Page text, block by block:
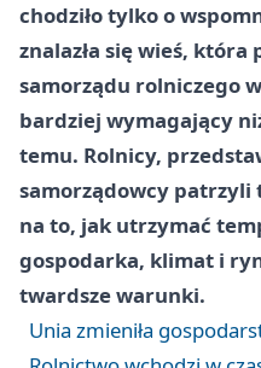
chodziło tylko o
znalazła się wieś,
samorządu rolniczego
bardziej wymagający
temu. Rolnicy,
samorządowcy patrzyli
na to, jak utrzymać
gospodarka, klimat i
twardsze warunki.
Unia zmieniła